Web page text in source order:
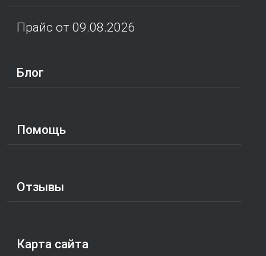
Прайс от 09.08.2026
Блог
Помощь
Отзывы
Карта сайта